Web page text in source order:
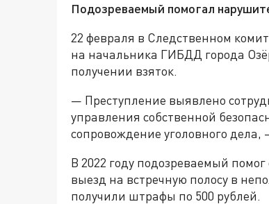
Подозреваемый помогал
22 февраля в Следственном
на начальника ГИБДД города
получении взяток.
— Преступление выявлено
управления собственной
сопровождение уголовного дела,
В 2022 году подозреваемый
выезд на встречную полосу в
получили штрафы по 500 рублей.